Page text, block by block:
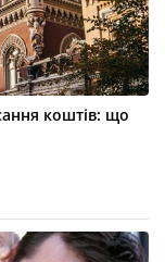
коштів: що